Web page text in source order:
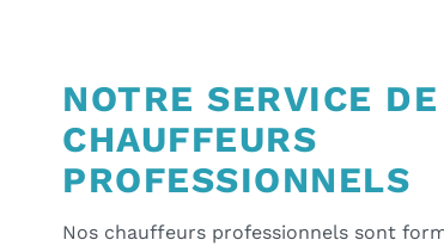
NOTRE SERVICE DE
CHAUFFEURS
PROFESSIONNELS
Nos chauffeurs professionnels sont